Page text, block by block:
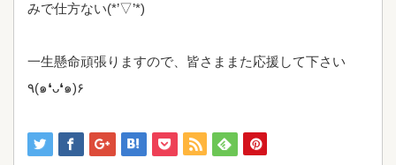
みで仕方ない(*’▽’*)
一生懸命頑張りますので、皆さままた応援して下さい
٩(๑❛ᴗ❛๑)۶